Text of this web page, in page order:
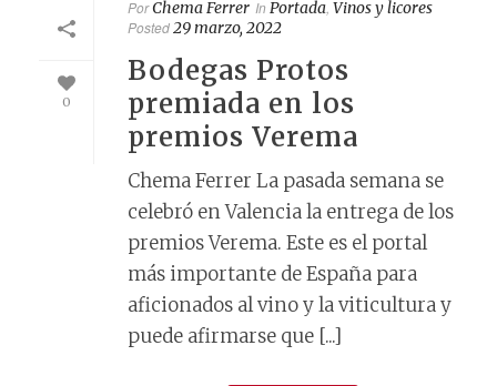
0
PorChema Ferrer In Portada Vinos y licores
Posted29 marzo, 2022
Bodegas Protos
premiada en los
premios Verema
Chema Ferrer La pasada semana se
celebró en Valencia la entrega de los
premios Verema. Este es el portal
más importante de España para
aficionados al vino y la viticultura y
puede afirmarse que [...]